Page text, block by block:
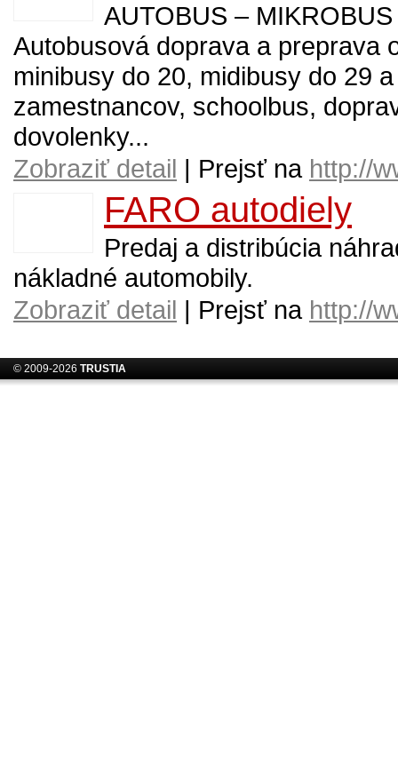
AUTOBUS –
Autobusová doprava a preprava
minibusy do 20, midibusy do 29
zamestnancov, schoolbus,
dovolenky...
Zobraziť detail | Prejsť na http://
FARO autodiely
Predaj a distribúcia
nákladné automobily.
Zobraziť detail | Prejsť na http://
© 2009-2026 TRUSTIA